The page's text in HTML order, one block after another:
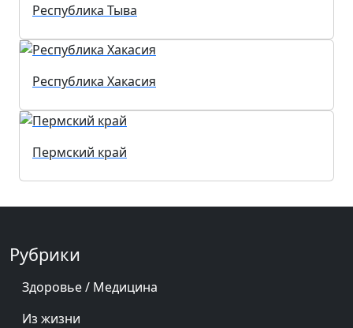
Республика Тыва
Республика Хакасия
Пермский край
Рубрики
Здоровье / Медицина
Из жизни